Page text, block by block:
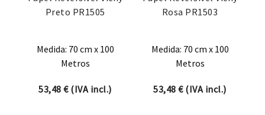
Preto PR1505
Medida: 70 cm x 100
Metros
53,48€(IVA incl.)
Rosa PR1503
Medida: 70 cm x 100
Metros
53,48€(IVA incl.)